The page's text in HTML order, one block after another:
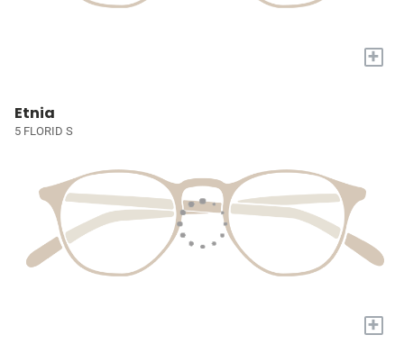
+
Etnia
5 FLORID S
+